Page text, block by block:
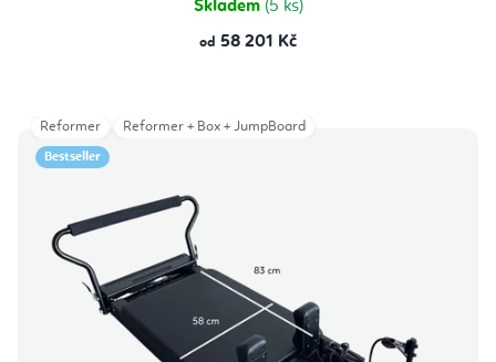
Skladem (5 ks)
od 58 201 Kč
Bestseller
Reformer Reformer + Box + JumpBoard